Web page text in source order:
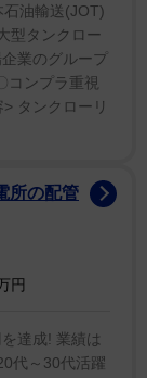
、早くも観
に、豊臣兄弟
れる。6城の御
を並べると大
マの時代考証
画の始まりは
てもらいたい
油輸送(JOT)
型タンクロー
業のグループ
コンプラ重視
タンクローリ
所の配管
円
達成! 業績は
代～30代活躍